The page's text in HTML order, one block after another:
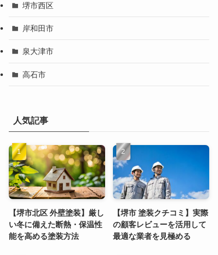
堺市西区
岸和田市
泉大津市
高石市
人気記事
【堺市北区 外壁塗装】厳し
い冬に備えた断熱・保温性
能を高める塗装方法
【堺市 塗装クチコミ】実際
の顧客レビューを活用して
最適な業者を見極める